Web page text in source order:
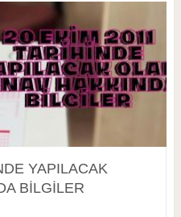
YAPILACAK
BİLGİLER